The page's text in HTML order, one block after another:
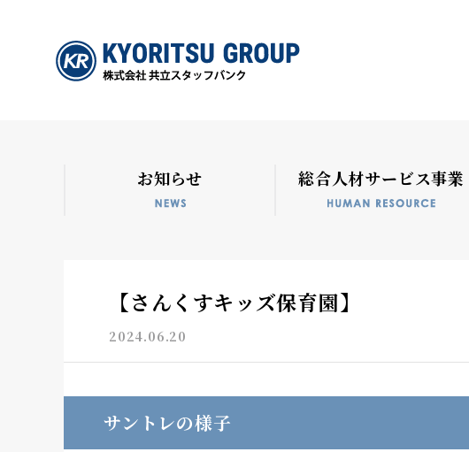
お知らせ 総合人材サービス事業
【さんくすキッズ保育園】
2024.06.20
サントレの様子